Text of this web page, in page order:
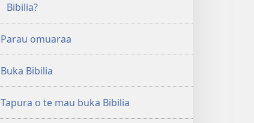
Bibilia?
Parau omuaraa
Buka Bibilia
Tapura o te mau buka Bibilia